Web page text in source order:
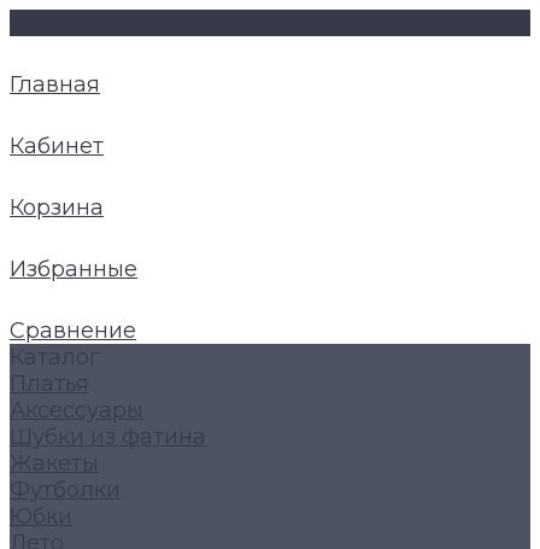
Главная
Кабинет
Корзина
Избранные
Сравнение
Каталог
Платья
Аксессуары
Шубки из фатина
Жакеты
Футболки
Юбки
Лето